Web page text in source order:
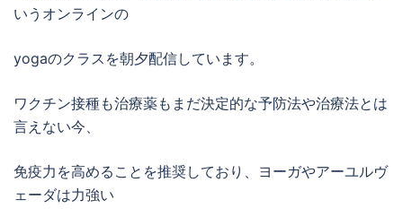
いうオンラインの
yogaのクラスを朝夕配信しています。
ワクチン接種も治療薬もまだ決定的な予防法や治療法とは
言えない今、
免疫力を高めることを推奨しており、ヨーガやアーユルヴ
ェーダは力強い